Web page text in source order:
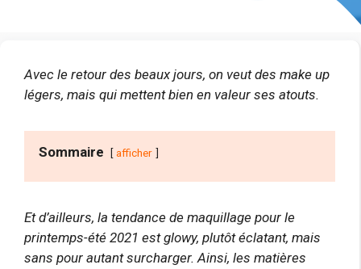
Avec le retour des beaux jours, on veut des make up
légers, mais qui mettent bien en valeur ses atouts.
Sommaire afficher
Et d’ailleurs, la tendance de maquillage pour le
printemps-été 2021 est glowy, plutôt éclatant, mais
sans pour autant surcharger. Ainsi, les matières